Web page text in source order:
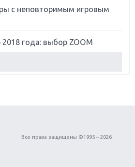
с неповторимым игровым
года: выбор ZOOM
4: вершина эволюции
для консолей: Spider-Man и
Все права защищены ©1995 – 2026